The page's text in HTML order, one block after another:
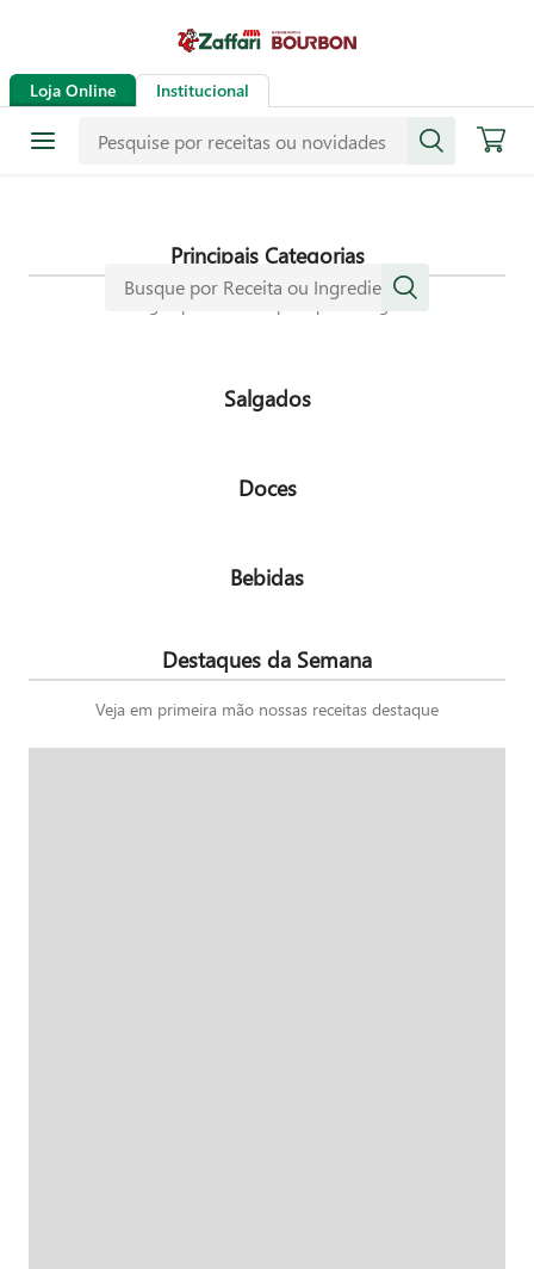
Loja Online Institucional
Receitas
Mais de mil receitas
Principais Categorias
Navegue pelas nossas principais categorias
Salgados
Doces
Bebidas
Destaques da Semana
Veja em primeira mão nossas receitas destaque